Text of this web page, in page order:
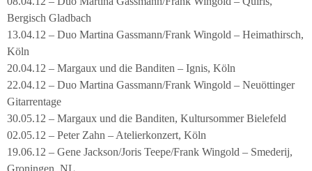
Bergisch Gladbach
13.04.12 – Duo Martina Gassmann/Frank Wingold – Heimathirsch,
Köln
20.04.12 – Margaux und die Banditen – Ignis, Köln
22.04.12 – Duo Martina Gassmann/Frank Wingold – Neuöttinger
Gitarrentage
30.05.12 – Margaux und die Banditen, Kultursommer Bielefeld
02.05.12 – Peter Zahn – Atelierkonzert, Köln
19.06.12 – Gene Jackson/Joris Teepe/Frank Wingold – Smederij,
Groningen, NL